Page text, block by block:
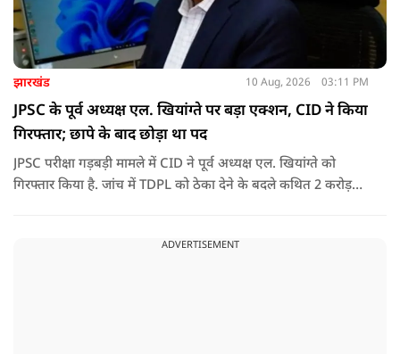
झारखंड 10 Aug, 2026 03:11 PM
JPSC के पूर्व अध्यक्ष एल. खियांग्ते पर बड़ा एक्शन, CID ने किया
गिरफ्तार; छापे के बाद छोड़ा था पद
JPSC परीक्षा गड़बड़ी मामले में CID ने पूर्व अध्यक्ष एल. खियांग्ते को
गिरफ्तार किया है. जांच में TDPL को ठेका देने के बदले कथित 2 करोड़
ADVERTISEMENT